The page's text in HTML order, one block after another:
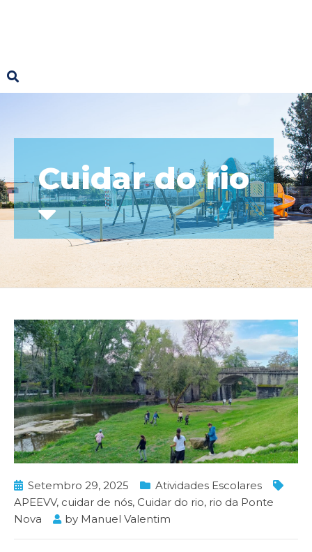
Cuidar do rio
Setembro 29, 2025
Atividades Escolares
APEEVV, cuidar de nós, Cuidar do rio, rio da Ponte
Nova
by Manuel Valentim